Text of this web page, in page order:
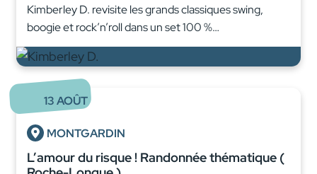
Kimberley D. revisite les grands classiques swing,
boogie et rock’n’roll dans un set 100 %…
13AOÛT
MONTGARDIN
L’amour du risque ! Randonnée thématique (